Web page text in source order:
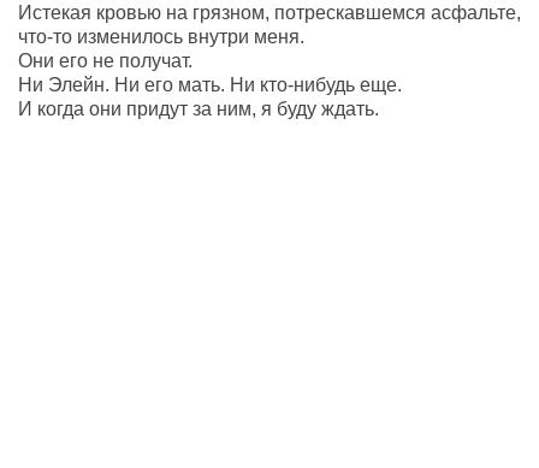
Истекая кровью на грязном, потрескавшемся асфальте,
что-то изменилось внутри меня.
Они его не получат.
Ни Элейн. Ни его мать. Ни кто-нибудь еще.
И когда они придут за ним, я буду ждать.